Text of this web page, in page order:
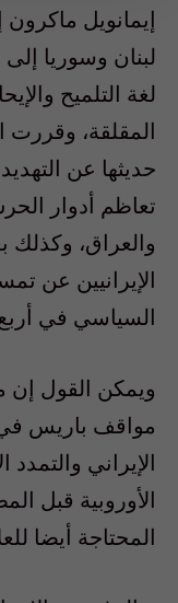
إيمانويل ماكرون
لبنان وسوريا
لغة التلميح
المقلقة، وقررت
حديثها عن
تعاظم أدوار
والعراق، وكذلك
الإيرانيين عن
السياسي في
ويمكن القول إن
مواقف باريس في
الإيراني
الأوروبية قبل
المحتاجة أيضا